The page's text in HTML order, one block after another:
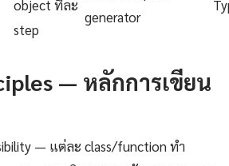
object ทีละ
step
generator
— หลักการเขียน
— แต่ละ class/function ทำ